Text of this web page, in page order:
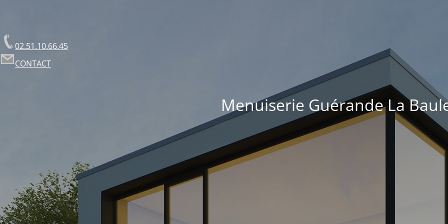
02.51.10.66.45
CONTACT
Menuiserie Guérande La